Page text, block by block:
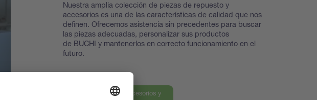
Nuestra amplia colección de piezas de repuesto y
accesorios es una de las características de calidad que nos
definen. Ofrecemos asistencia sin precedentes para buscar
las piezas adecuadas, personalizar sus productos
de BUCHI y mantenerlos en correcto funcionamiento en el
futuro.
Descubra nuestros accesorios y